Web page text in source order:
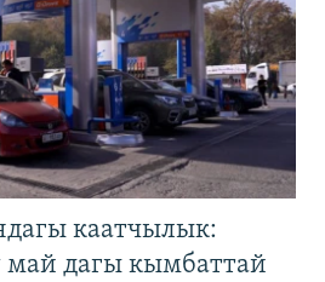
каатчылык:
дагы кымбаттай